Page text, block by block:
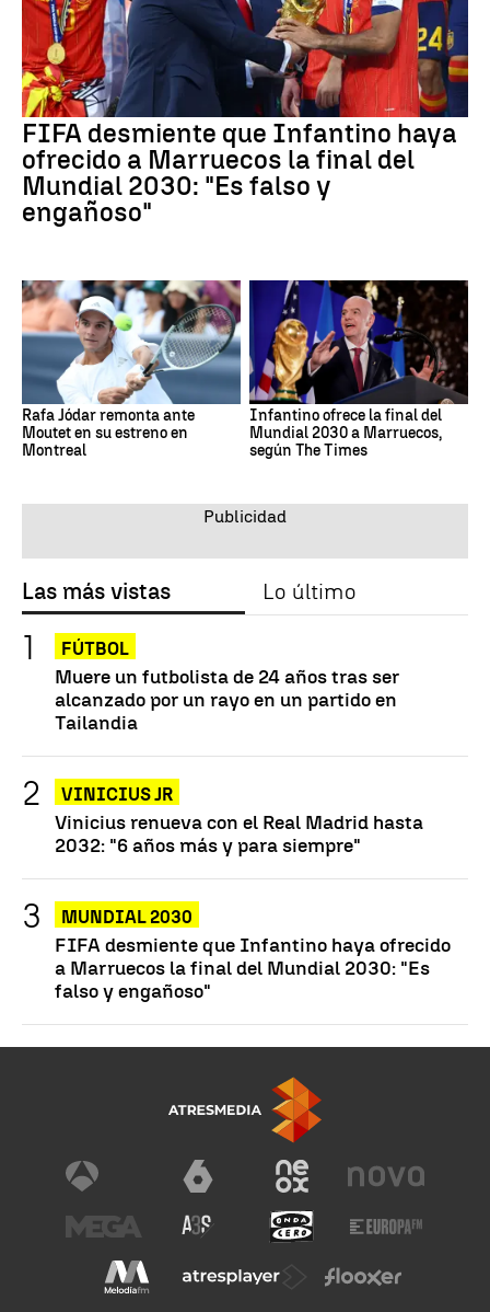
FIFA desmiente que Infantino haya
ofrecido a Marruecos la final del
Mundial 2030: "Es falso y
engañoso"
Rafa Jódar remonta ante
Moutet en su estreno en
Montreal
Infantino ofrece la final del
Mundial 2030 a Marruecos,
según The Times
Las más vistas Lo último
FÚTBOL
Muere un futbolista de 24 años tras ser
alcanzado por un rayo en un partido en
Tailandia
VINICIUS JR
Vinicius renueva con el Real Madrid hasta
2032: "6 años más y para siempre"
MUNDIAL 2030
FIFA desmiente que Infantino haya ofrecido
a Marruecos la final del Mundial 2030: "Es
falso y engañoso"